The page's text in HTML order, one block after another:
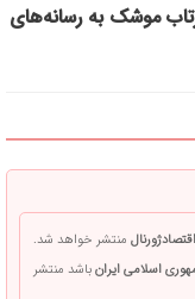
موشک به رسانه‌های
منتشر خواهد شد.
اسلامی ایرانباشد منتشر